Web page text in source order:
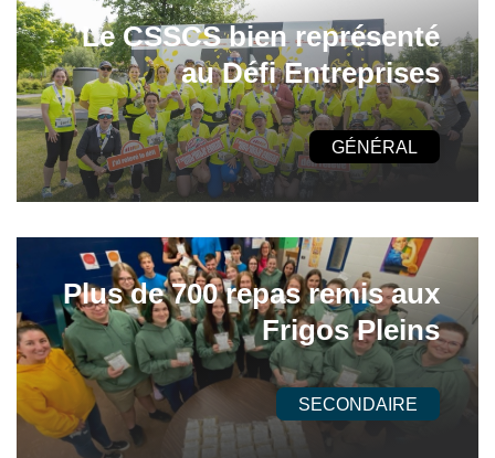
Le CSSCS bien représenté
au Défi Entreprises
GÉNÉRAL
Plus de 700 repas remis aux
Frigos Pleins
SECONDAIRE